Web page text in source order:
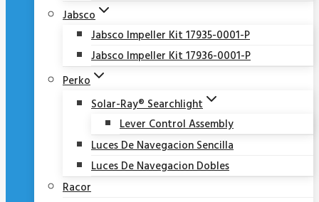
Jabsco
Jabsco Impeller Kit 17935-0001-P
Jabsco Impeller Kit 17936-0001-P
Perko
Solar-Ray® Searchlight
Lever Control Assembly
Luces De Navegacion Sencilla
Luces De Navegacion Dobles
Racor